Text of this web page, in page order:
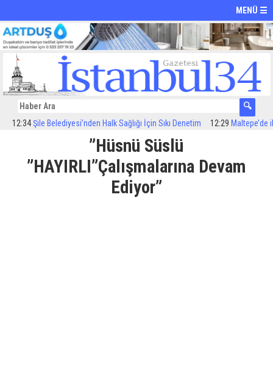
MENÜ ☰
Şile Belediyesi’nden Halk Sağlığı İçin Sıkı Denetim 12:29 Maltepe’de
”Hüsnü Süslü
”HAYIRLI”Çalışmalarına Devam
Ediyor”